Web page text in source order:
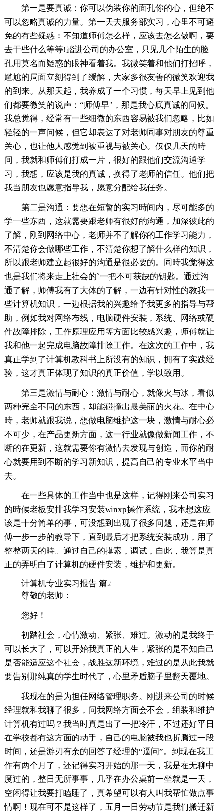
第一是要真诚：你可以伪装你的面孔你的心，但绝不
可以忽略真诚的力量。第一天去服务部实习，心里不可避
免的有些疑惑：不知道师傅怎么样，应该去怎么做啊，要
去干些什么等等!踏进公司的办公室，只见几个陌生的脸
孔用莫名而疑惑的眼神看着我。我微笑着和他们打招呼，
尴尬的局面立刻得到了缓解，大家多很友善的微笑欢迎我
的到来。从那天起，我养成了一个习惯，每天早上见到他
们都要微笑的说声：“师傅早”，那是我心底真诚的问候。
我总觉得，经常有一些细微的东西容易被我们忽略，比如
轻轻的一声问候，但它却表达了对老师同事对朋友的尊重
关心，也让他人感觉到被重视与被关心。仅仅几天的時
间，我就和师傅们打成一片，很好的跟他们交流沟通学
习，我想，应该是我的真诚，换得了老师的信任。他们把
我当朋友也愿意指导我，愿意分配给我任务。
第二是沟通：要想在短暂的实习時间内，尽可能多的
学一些东西，这就需要跟老师有很好的沟通，加深彼此的
了解，刚到网络中心，老师并不了解你的工作学习能力，
不清楚你会做哪些工作，不清楚你想了解什么样的知识，
所以跟老师建立起很好的沟通是很必要的。同時我觉得这
也是我们将来走上社会的`一把不可获缺的钥匙。通过沟
通了解，师傅我有了大体的了解，一边有针对性的教我一
些计算机知识，一边根据我的兴趣给予我更多的指导与帮
助，例如我对网络布线，电脑硬件安装，系统、网络或硬
件故障排除，工作原理应用等方面比较感兴趣，师傅就让
我和他一起完成电脑故障排除工作。在这次的工作中，我
真正学到了计算机教科书上所没有的知识，拥有了实践经
验，这才真正体现了知识的真正价值，学以致用。
第三是激情与耐心：激情与耐心，就像火与冰，看似
两种完全不同的东西，却能碰撞出最美丽的火花。在中心
時，老师就跟我说，想做电脑维护这一块，激情与耐心必
不可少，在产品更新方面，这一行业就像做新闻工作，不
断的在更新，这就需要你有激情去发现与创造，而你的耐
心就要用到不断的学习新知识，提高自己的专业水平当中
去。
在一些具体的工作当中也是这样，记得刚来公司实习
的時候老板安排我学习安装winxp操作系统，我本想这应
该是十分简单的事，可没想到出现了很多问题，还是在师
傅一步一步的教导下，直到最后才把系统安装成功，用了
整整两天的時。通过自己的摸索，调试，自此，我算是真
正的弄明白了计算机的硬件安装，维护和更新。
计算机专业实习报告 篇2
尊敬的老师：
您好！
初踏社会，心情激动、紧张、难过。激动的是我终于
可以长大了，可以开始我真正的人生，紧张的是不知自己
是否能适应这个社会，战胜这新环境，难过的是从此我就
要告别那纯真的学生时代了，心里矛盾脑子里翻天覆地。
我现在的是为担任网络管理职务。刚进来公司的时候
经理就和我聊了很多，问我网络方面会不会，组装和维护
计算机有过吗？我当时真是出了一把冷汗，不过还好平日
在学校都有这方面的动手，自己的电脑被我也折腾过一段
时间，还是游刃有余的回答了经理的“逼问”。到现在我工
作有两个月了，还记得实习开始的那一天，我是在无聊中
度过的，整日无所事事，几乎在办公桌前一坐就是一天，
空闲得让我要打瞌睡了，真希望可以有人叫我帮忙做点事
情啊！现在可不是这样了，五月一日劳动节是我们搬迁新